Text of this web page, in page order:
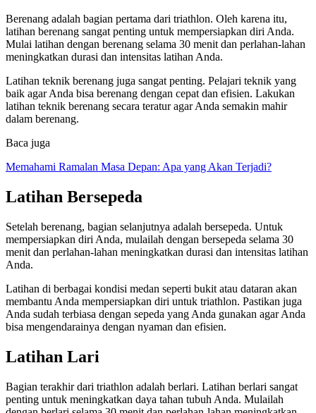
Berenang adalah bagian pertama dari triathlon. Oleh karena itu,
latihan berenang sangat penting untuk mempersiapkan diri Anda.
Mulai latihan dengan berenang selama 30 menit dan perlahan-lahan
meningkatkan durasi dan intensitas latihan Anda.
Latihan teknik berenang juga sangat penting. Pelajari teknik yang
baik agar Anda bisa berenang dengan cepat dan efisien. Lakukan
latihan teknik berenang secara teratur agar Anda semakin mahir
dalam berenang.
Baca juga
Memahami Ramalan Masa Depan: Apa yang Akan Terjadi?
Latihan Bersepeda
Setelah berenang, bagian selanjutnya adalah bersepeda. Untuk
mempersiapkan diri Anda, mulailah dengan bersepeda selama 30
menit dan perlahan-lahan meningkatkan durasi dan intensitas latihan
Anda.
Latihan di berbagai kondisi medan seperti bukit atau dataran akan
membantu Anda mempersiapkan diri untuk triathlon. Pastikan juga
Anda sudah terbiasa dengan sepeda yang Anda gunakan agar Anda
bisa mengendarainya dengan nyaman dan efisien.
Latihan Lari
Bagian terakhir dari triathlon adalah berlari. Latihan berlari sangat
penting untuk meningkatkan daya tahan tubuh Anda. Mulailah